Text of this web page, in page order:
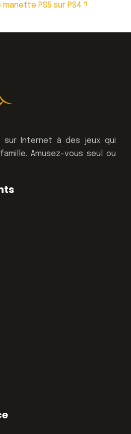
PS5 sur PS4 ?
sur Internet à des jeux qui
Amusez-vous seul ou